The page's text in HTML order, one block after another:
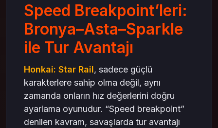
Sparkle Sinerjileri
Oneiric Shard satın al: Hızlı Gelişim için
Stratejik Kullanım
Kullanım Alanları
PlayStation Deneyimi ile Speed Breakpoint
Takibi
PlayStation Avantajları
Takım Kompozisyonu: Bronya + Asta + Sparkle
Sonuç: Hızın Gücü
Speed Breakpoint’leri:
Bronya–Asta–Sparkle
ile Tur Avantajı
Honkai: Star Rail, sadece güçlü
karakterlere sahip olma değil, aynı
zamanda onların hız değerlerini doğru
ayarlama oyunudur. “Speed breakpoint”
denilen kavram, savaşlarda tur avantajı